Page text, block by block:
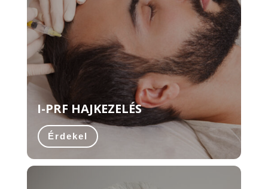
I-PRF HAJKEZELÉS
Érdekel